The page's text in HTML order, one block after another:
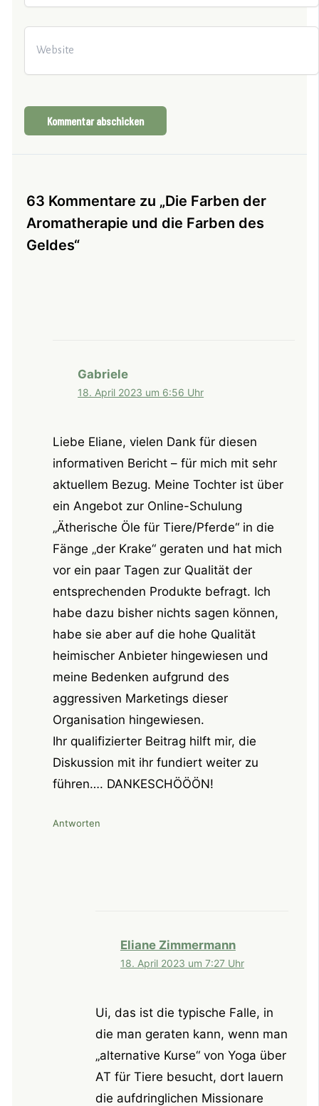
Website
63 Kommentare zu „Die Farben der
Aromatherapie und die Farben des
Geldes“
Gabriele
18. April 2023 um 6:56 Uhr
Liebe Eliane, vielen Dank für diesen
informativen Bericht – für mich mit sehr
aktuellem Bezug. Meine Tochter ist über
ein Angebot zur Online-Schulung
„Ätherische Öle für Tiere/Pferde“ in die
Fänge „der Krake“ geraten und hat mich
vor ein paar Tagen zur Qualität der
entsprechenden Produkte befragt. Ich
habe dazu bisher nichts sagen können,
habe sie aber auf die hohe Qualität
heimischer Anbieter hingewiesen und
meine Bedenken aufgrund des
aggressiven Marketings dieser
Organisation hingewiesen.
Ihr qualifizierter Beitrag hilft mir, die
Diskussion mit ihr fundiert weiter zu
führen…. DANKESCHÖÖÖN!
Antworten
Eliane Zimmermann
18. April 2023 um 7:27 Uhr
Ui, das ist die typische Falle, in
die man geraten kann, wenn man
„alternative Kurse“ von Yoga über
AT für Tiere besucht, dort lauern
die aufdringlichen Missionare